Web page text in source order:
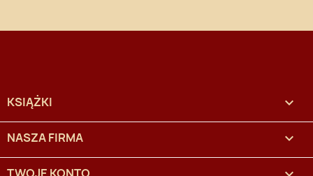
KSIĄŻKI 
NASZA FIRMA 